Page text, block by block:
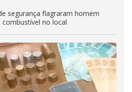
segurança flagraram homem
no local